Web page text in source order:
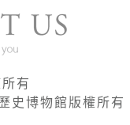
有
史博物館版權所有